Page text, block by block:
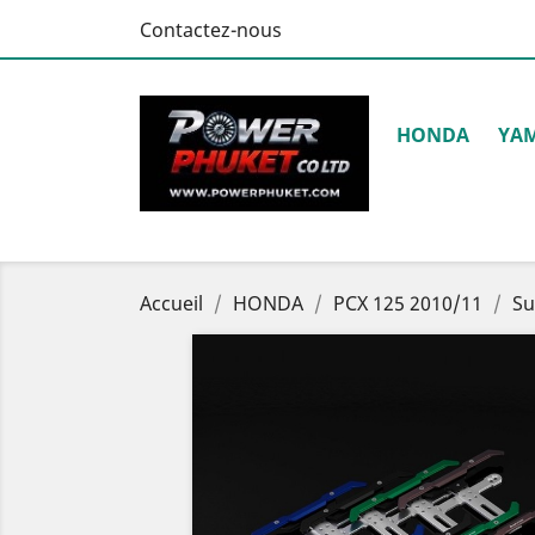
Contactez-nous
HONDA
Accueil HONDA PCX 125 2010/11